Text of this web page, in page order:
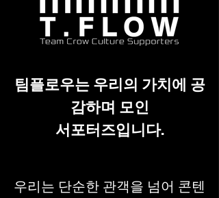
팀플로우는 우리의 가치에 공
감하며 모인
서포터즈입니다.
우리는 단순한 관객을 넘어 콘텐